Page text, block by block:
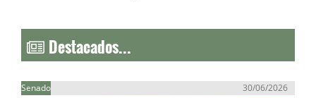
Destacados...
Senado 30/06/2026